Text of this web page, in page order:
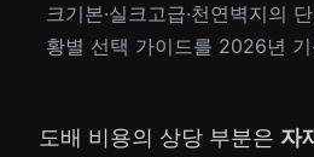
크기본·실크고급·천연벽지의
황별 선택 가이드를 2026년
도배 비용의 상당 부분은 자